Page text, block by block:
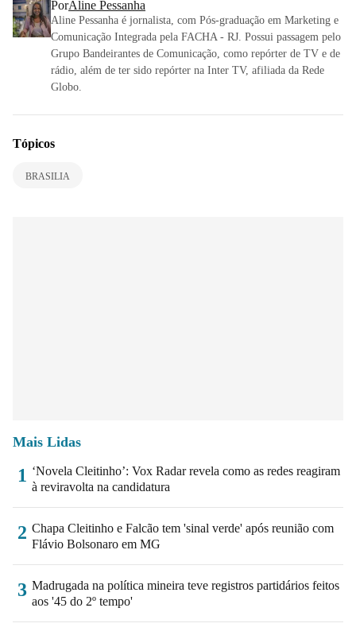
PorAline Pessanha
Aline Pessanha é jornalista, com Pós-graduação em Marketing e
Comunicação Integrada pela FACHA - RJ. Possui passagem pelo
Grupo Bandeirantes de Comunicação, como repórter de TV e de
rádio, além de ter sido repórter na Inter TV, afiliada da Rede
Globo.
Tópicos
BRASILIA
Mais Lidas
1 ‘Novela Cleitinho’: Vox Radar revela como as redes reagiram
à reviravolta na candidatura
2 Chapa Cleitinho e Falcão tem 'sinal verde' após reunião com
Flávio Bolsonaro em MG
3 Madrugada na política mineira teve registros partidários feitos
aos '45 do 2º tempo'